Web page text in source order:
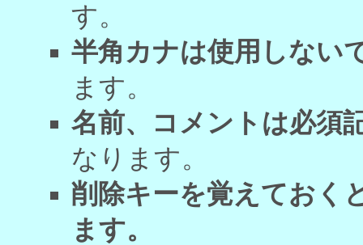
す。
半角カナは使用しない
ます。
名前、コメントは必須
なります。
削除キーを覚えておく
ます。